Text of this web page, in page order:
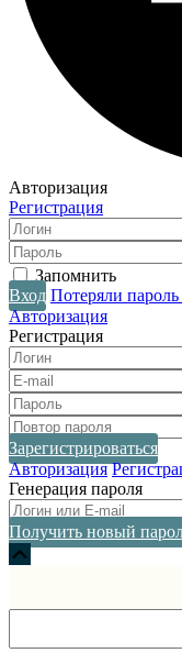
Авторизация
Регистрация
Запомнить
Вход Потеряли пароль
Авторизация
Регистрация
Зарегистрироваться
Авторизация
Генерация пароля
Получить новый
Прокрутка